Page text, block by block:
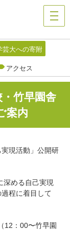
芸大への寄附
アクセス
・竹早園舎
案内
現活動」公開研
深める自己実現
程に着目して
12：00〜竹早園